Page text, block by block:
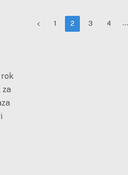
rok
za
Previous
1 2 3 4 …